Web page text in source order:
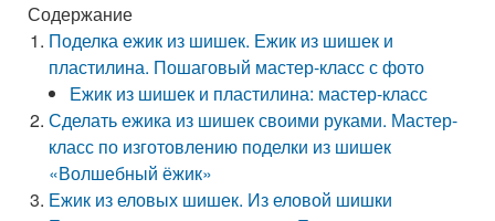
Содержание
Поделка ежик из шишек. Ежик из шишек и
пластилина. Пошаговый мастер-класс с фото
Ежик из шишек и пластилина: мастер-класс
Сделать ежика из шишек своими руками. Мастер-
класс по изготовлению поделки из шишек
«Волшебный ёжик»
Ежик из еловых шишек. Из еловой шишки